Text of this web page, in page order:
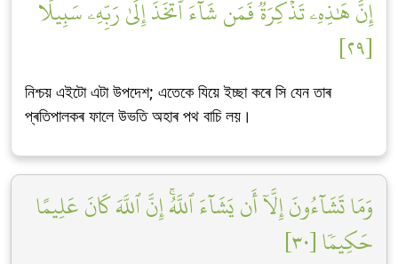
إِنَّ هَٰذِهِۦ تَذۡكِرَةٞۖ فَمَن شَآءَ ٱتَّخَذَ إِلَىٰ رَبِّهِۦ سَبِيلٗا
[٢٩]
নিশ্চয় এইটো এটা উপদেশ; এতেকে যিয়ে ইচ্ছা কৰে সি যেন তাৰ
প্ৰতিপালকৰ ফালে উভতি অহাৰ পথ বাচি লয়।
وَمَا تَشَآءُونَ إِلَّآ أَن يَشَآءَ ٱللَّهُۚ إِنَّ ٱللَّهَ كَانَ عَلِيمًا
حَكِيمٗا [٣٠]